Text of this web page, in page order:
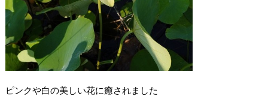
ピンクや白の美しい花に癒されました